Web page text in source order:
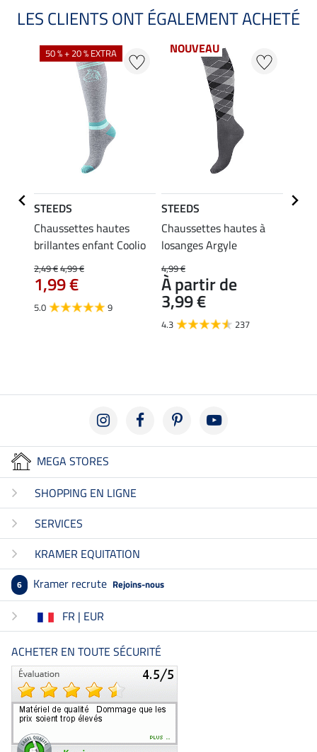
LES CLIENTS ONT ÉGALEMENT ACHETÉ
50 % + 20 % EXTRA
STEEDS
Chaussettes hautes
brillantes enfant Coolio
2,49 €4,99 €
1,99 €
5.0 9
NOUVEAU
STEEDS
Chaussettes hautes à
losanges Argyle
4,99 €
À partir de
3,99 €
4.3 237
Felix
MEGA STORES
SHOPPING EN LIGNE
SERVICES
KRAMER EQUITATION
6 Kramer recrute Rejoins-nous
FR | EUR
ACHETER EN TOUTE SÉCURITÉ